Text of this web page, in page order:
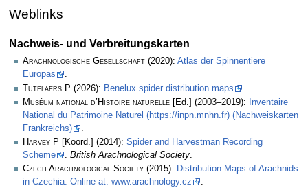
Weblinks
Nachweis- und Verbreitungskarten
Arachnologische Gesellschaft (2020): Atlas der Spinnentiere
Europas
.
Tutelaers P (2026): Benelux spider distribution maps
Muséum national d’Histoire naturelle [Ed.] (2003–2019):
Inventaire
National du Patrimoine Naturel (https://inpn.mnhn.fr) (Nachweiskarten
Frankreichs)
.
Harvey P [Koord.] (2014): Spider and Harvestman Recording
Scheme
. British Arachnological Society.
Czech Arachnological Society (2015): Distribution Maps of Arachnids
in Czechia. Online at: www.arachnology.cz
.